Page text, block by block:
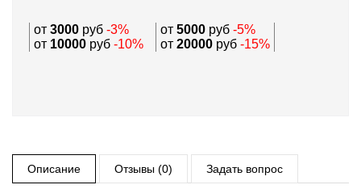
от 3000 руб -3% от 5000 руб -5%
от 10000 руб -10% от 20000 руб -15%
Описание Отзывы (0) Задать вопрос